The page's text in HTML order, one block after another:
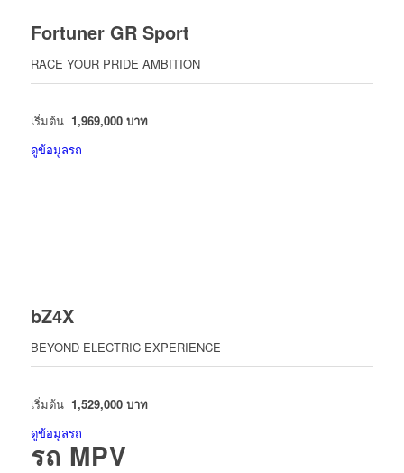
Fortuner GR Sport
RACE YOUR PRIDE AMBITION
เริ่มต้น 1,969,000 บาท
ดูข้อมูลรถ
bZ4X
BEYOND ELECTRIC EXPERIENCE
เริ่มต้น 1,529,000บาท
ดูข้อมูลรถ
รถ MPV